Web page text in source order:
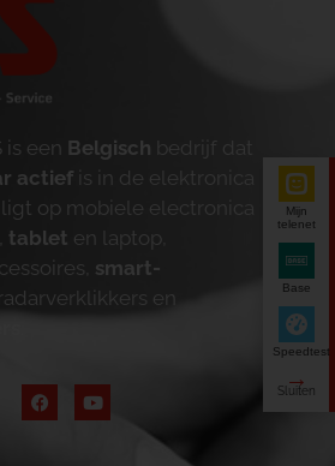
is een Belgisch bedrijf dat
actief is in de elektronica
op mobiele electronica
tablet en laptop,
smart-
, radarverklikkers en
Mijn
telenet
Base
Speedtest